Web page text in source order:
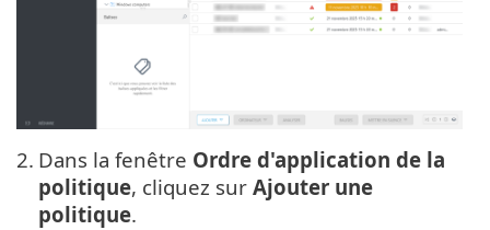
2. Dans la fenêtre Ordre d'application de la
politique, cliquez sur Ajouter une
politique.